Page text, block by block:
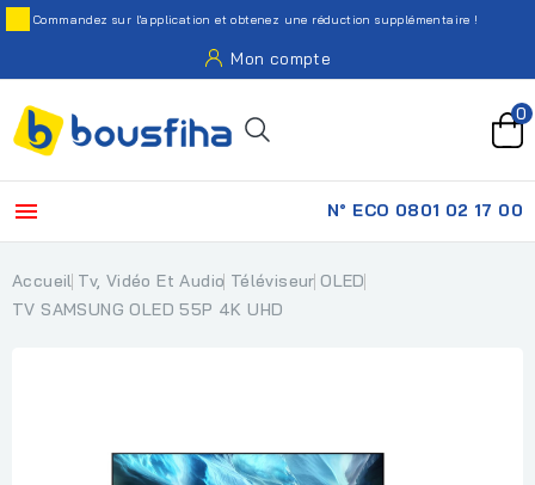
Commandez sur l'application et obtenez une réduction supplémentaire !
Mon compte
0
 N° ECO 0801 02 17 00
Accueil Tv, Vidéo Et Audio Téléviseur OLED
TV SAMSUNG OLED 55P 4K UHD